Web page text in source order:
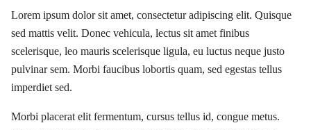
Lorem ipsum dolor sit amet, consectetur adipiscing elit. Quisque
sed mattis velit. Donec vehicula, lectus sit amet finibus
scelerisque, leo mauris scelerisque ligula, eu luctus neque justo
pulvinar sem. Morbi faucibus lobortis quam, sed egestas tellus
imperdiet sed.
Morbi placerat elit fermentum, cursus tellus id, congue metus.